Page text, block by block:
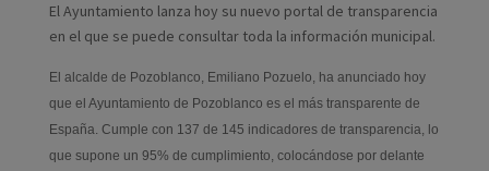
El Ayuntamiento lanza hoy su nuevo portal de transparencia
en el que se puede consultar toda la información municipal.
El alcalde de Pozoblanco, Emiliano Pozuelo, ha anunciado hoy
que el Ayuntamiento de Pozoblanco es el más transparente de
España. Cumple con 137 de 145 indicadores de transparencia, lo
que supone un 95% de cumplimiento, colocándose por delante